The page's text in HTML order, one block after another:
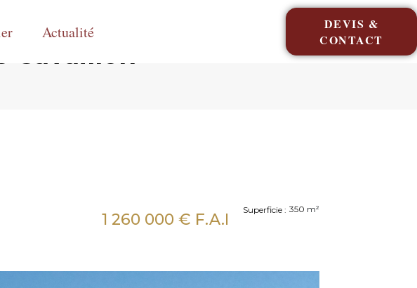
DEVIS &
CONTACT
Actualité
Cavaillon
1 260 000 € F.A.I
Superficie : 350 m²